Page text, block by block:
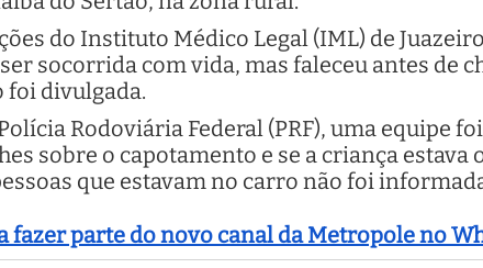
do Instituto Médico Legal (IML) de
socorrida com vida, mas faleceu antes de
foi divulgada.
Rodoviária Federal (PRF), uma equipe
sobre o capotamento e se a criança
que estavam no carro não foi
fazer parte do novo canal da Metropole no